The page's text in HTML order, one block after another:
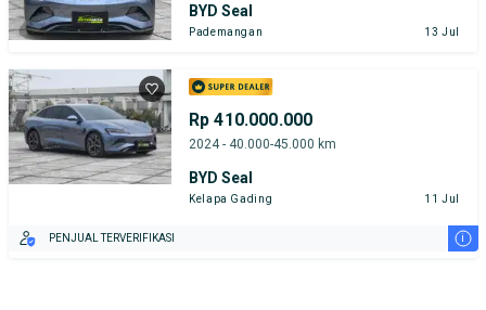
BYD Seal
Pademangan 13 Jul
Rp 410.000.000
2024 - 40.000-45.000 km
BYD Seal
Kelapa Gading 11 Jul
PENJUAL TERVERIFIKASI i